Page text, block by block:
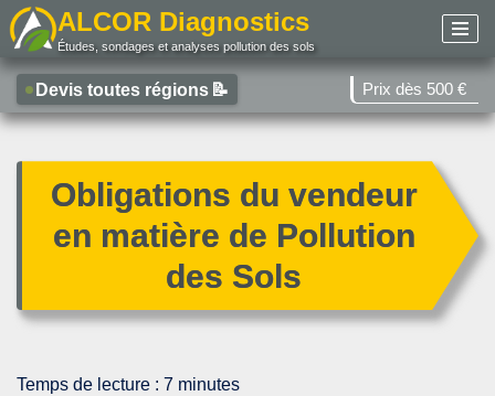
au
contenu
ALCOR Diagnostics
Études, sondages et analyses pollution des sols
Devis toutes régions 📝 Prix dès 500 €
Obligations du vendeur
en matière de Pollution
des Sols
Temps de lecture : 7 minutes